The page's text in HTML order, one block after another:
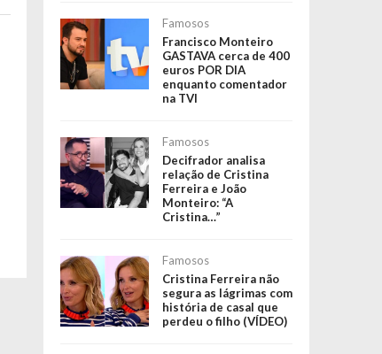
Famosos
Francisco Monteiro
GASTAVA cerca de 400
euros POR DIA
enquanto comentador
na TVI
Famosos
Decifrador analisa
relação de Cristina
Ferreira e João
Monteiro: “A
Cristina…”
Famosos
Cristina Ferreira não
segura as lágrimas com
história de casal que
perdeu o filho (VÍDEO)